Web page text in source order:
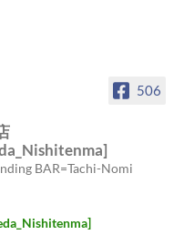
506
BAR=Tachi-Nomi